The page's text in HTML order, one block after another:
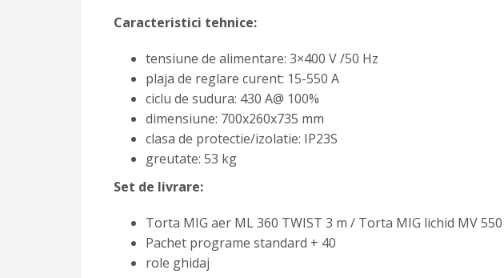
Caracteristici tehnice:
tensiune de alimentare: 3×400 V /50 Hz
plaja de reglare curent: 15-550 A
ciclu de sudura: 430 A@ 100%
dimensiune: 700x260x735 mm
clasa de protectie/izolatie: IP23S
greutate: 53 kg
Set de livrare:
Torta MIG aer ML 360 TWIST 3 m / Torta MIG lichid MV
Pachet programe standard + 40
role ghidaj